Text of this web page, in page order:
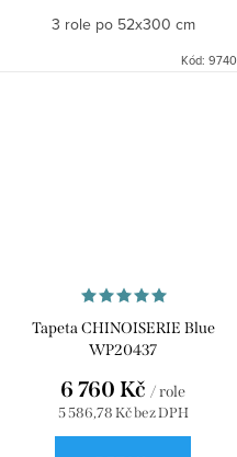
3 role po 52x300 cm
Kód: 9740
Tapeta CHINOISERIE Blue
WP20437
5 586,78 Kč bez DPH
6 760 Kč / role